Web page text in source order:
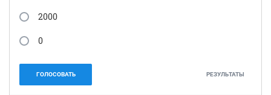
2000
0
ГОЛОСОВАТЬ РЕЗУЛЬТАТЫ